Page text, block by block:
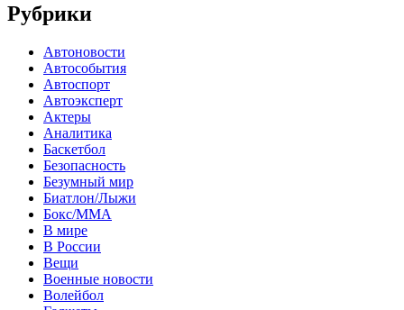
Рубрики
Автоновости
Автособытия
Автоспорт
Автоэксперт
Актеры
Аналитика
Баскетбол
Безопасность
Безумный мир
Биатлон/Лыжи
Бокс/MMA
В мире
В России
Вещи
Военные новости
Волейбол